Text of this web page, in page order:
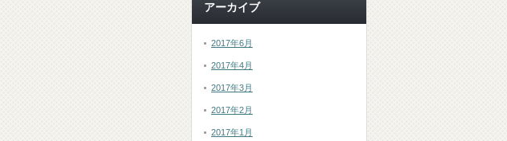
アーカイブ
2017年6月
2017年4月
2017年3月
2017年2月
2017年1月